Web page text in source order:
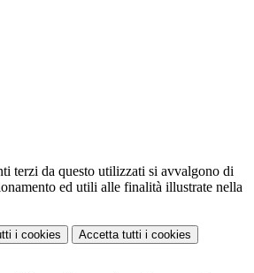
terzi da questo utilizzati si avvalgono di
ed utili alle finalità illustrate nella
i cookies Accetta tutti i cookies